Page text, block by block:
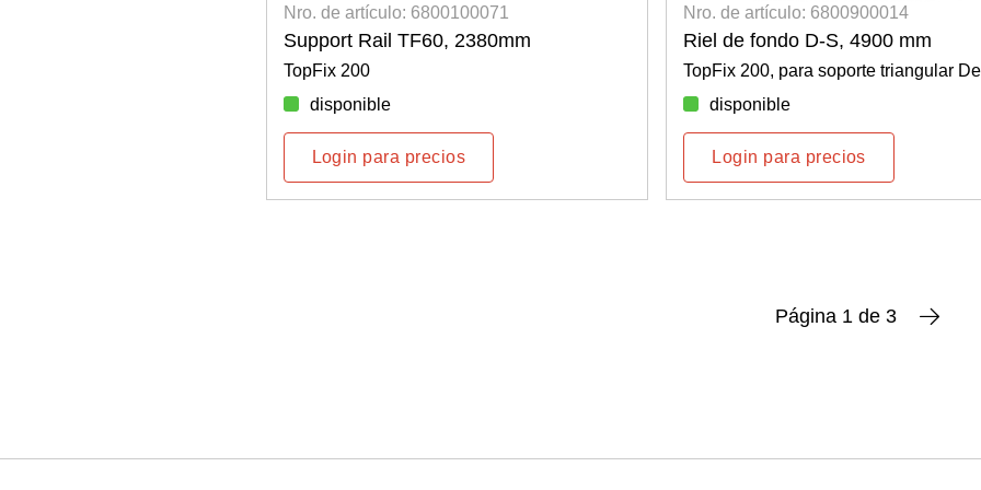
Nro. de artículo: 6800100071
Support Rail TF60, 2380mm
TopFix 200
disponible
Login para precios
Nro. de artículo: 6800900014
Riel de fondo D-S, 4900 mm
TopFix 200, para soporte triangular
disponible
Login para precios
Página 1 de 3